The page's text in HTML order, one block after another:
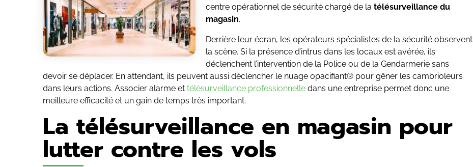
centre opérationnel de sécurité chargé de la télésurveillance du
magasin.
Derrière leur écran, les opérateurs spécialistes de la sécurité observent
la scène. Si la présence d’intrus dans les locaux est avérée, ils
déclenchent l’intervention de la Police ou de la Gendarmerie sans
devoir se déplacer. En attendant, ils peuvent aussi déclencher le nuage opacifiant® pour gêner les cambrioleurs
dans leurs actions. Associer alarme et télésurveillance professionnelledans une entreprise permet donc une
meilleure efficacité et un gain de temps très important.
La télésurveillance en magasin pour
lutter contre les vols